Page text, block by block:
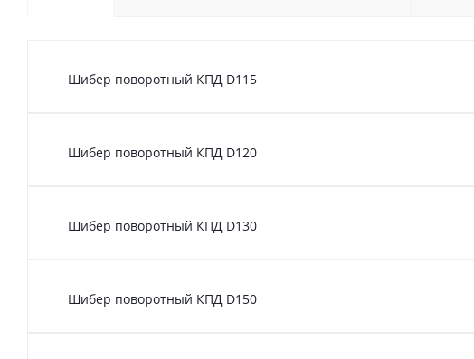
Шибер поворотный КПД D115
Шибер поворотный КПД D120
Шибер поворотный КПД D130
Шибер поворотный КПД D150